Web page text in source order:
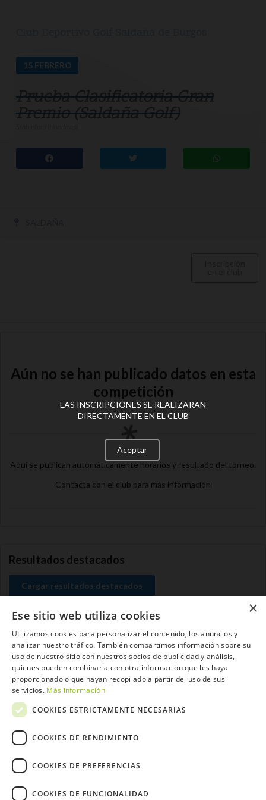
15 FEBRERO
Prueba Clasificatoria Gran
Premio (Saldaña Golf)
LAS INSCRIPCIONES SE REALIZARAN
DIRECTAMENTE EN EL CLUB
Aceptar
Aún no se han publicado datos en esta
competición
Aquí se publican automáticamente horarios y resultado del torneo.
Contacta con el club para más información
Resultados destacados
Cargar resultados destacados
Contacta con el equipo de NextCaddy
Opina Contacta
×
Ese sitio web utiliza cookies
Utilizamos cookies para personalizar el contenido, los anuncios y
analizar nuestro tráfico. También compartimos información sobre su
uso de nuestro sitio con nuestros socios de publicidad y análisis,
quienes pueden combinarla con otra información que les haya
proporcionado o que hayan recopilado a partir del uso de sus
servicios. Más información
COOKIES ESTRICTAMENTE NECESARIAS
COOKIES DE RENDIMIENTO
COOKIES DE PREFERENCIAS
COOKIES DE FUNCIONALIDAD